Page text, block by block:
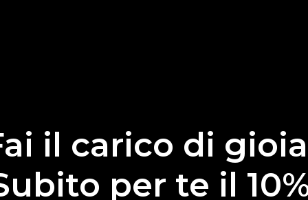
il carico di
per te il